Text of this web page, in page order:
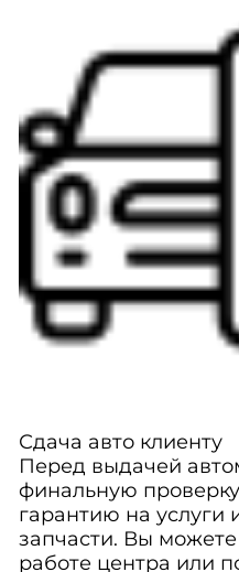
Сдача авто клиенту
Перед выдачей
финальную
гарантию на услуги
запчасти. Вы можете
работе центра или